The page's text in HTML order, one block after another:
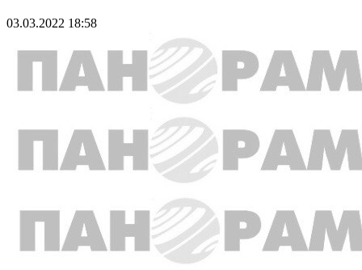
03.03.2022 18:58